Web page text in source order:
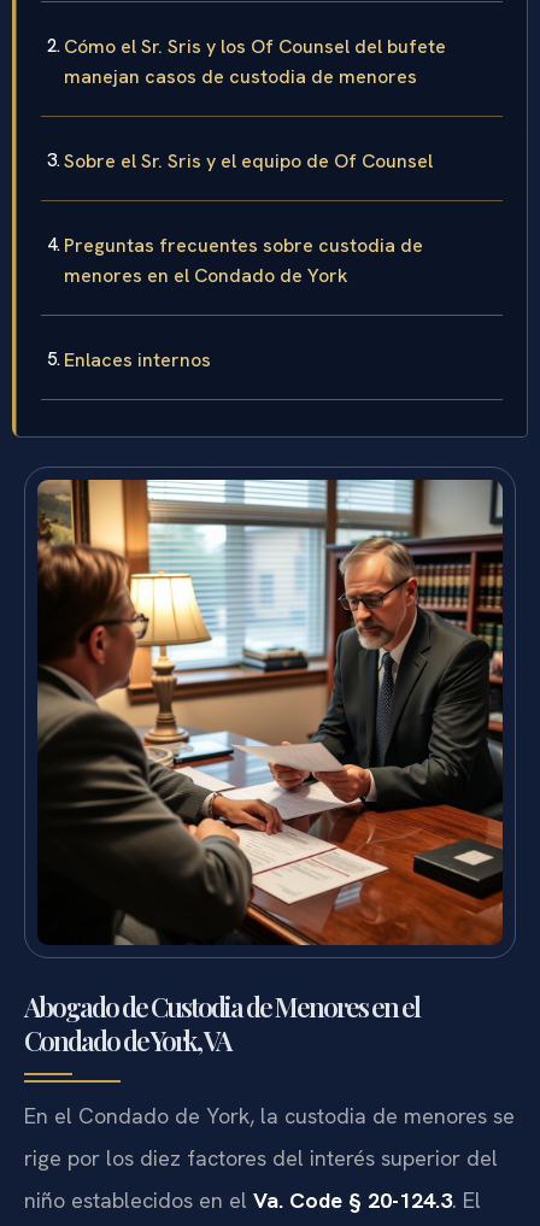
Cómo el Sr. Sris y los Of Counsel del bufete
manejan casos de custodia de menores
Sobre el Sr. Sris y el equipo de Of Counsel
Preguntas frecuentes sobre custodia de
menores en el Condado de York
Enlaces internos
Abogado de Custodia de Menores en el
Condado de York, VA
En el Condado de York, la custodia de menores se
rige por los diez factores del interés superior del
niño establecidos en el Va. Code § 20-124.3. El